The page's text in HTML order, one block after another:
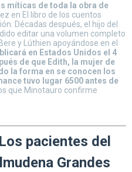
míticas de toda la obra de
en El libro de los cuentos
Décadas después, el hijo del
editar una volumen completo
y Lúthien apoyándose en el
en Estados Unidos el 4
de que Edith, la mujer de
la forma en se conocen los
tuvo lugar 6500 antes de
que Minotauro confirme
Los pacientes del
Grandes